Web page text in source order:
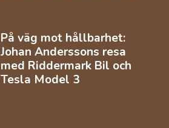
På väg mot hållbarhet:
Johan Anderssons resa
med Riddermark Bil och
Tesla Model 3